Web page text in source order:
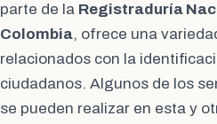
parte de la Registraduría
Colombia, ofrece una
relacionados con la
ciudadanos. Algunos de los
se pueden realizar en esta y